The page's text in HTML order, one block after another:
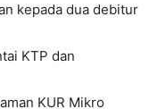
kepada dua debitur
KTP dan
KUR Mikro